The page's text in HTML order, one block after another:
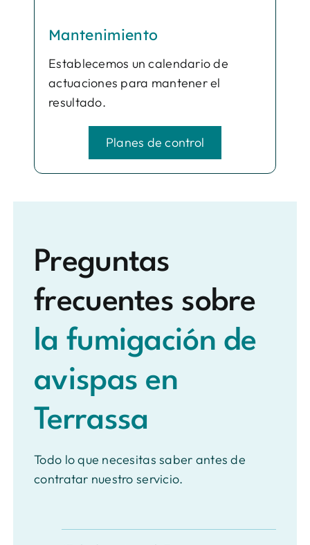
Mantenimiento
Establecemos un calendario de
actuaciones para mantener el
resultado.
Planes de control
Preguntas
frecuentes sobre
la fumigación de
avispas en
Terrassa
Todo lo que necesitas saber antes de
contratar nuestro servicio.